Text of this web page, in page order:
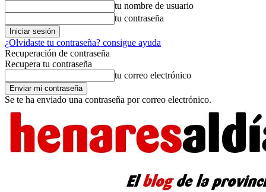
tu nombre de usuario
tu contraseña
¿Olvidaste tu contraseña? consigue ayuda
Recuperación de contraseña
Recupera tu contraseña
tu correo electrónico
Se te ha enviado una contraseña por correo electrónico.